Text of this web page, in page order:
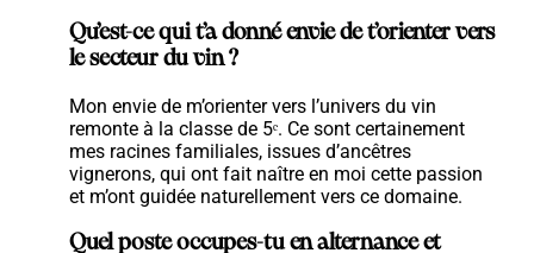
Qu’est-ce qui t’a donné envie de t’orienter vers
le secteur du vin ?
Mon envie de m’orienter vers l’univers du vin
remonte à la classe de 5ᵉ. Ce sont certainement
mes racines familiales, issues d’ancêtres
vignerons, qui ont fait naître en moi cette passion
et m’ont guidée naturellement vers ce domaine.
Quel poste occupes-tu en alternance et